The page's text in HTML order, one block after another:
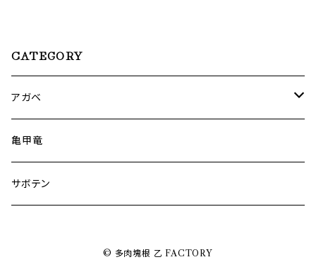
CATEGORY
アガベ
笹の雪
チタノタ
亀甲竜
サボテン
© 多肉塊根 乙 FACTORY